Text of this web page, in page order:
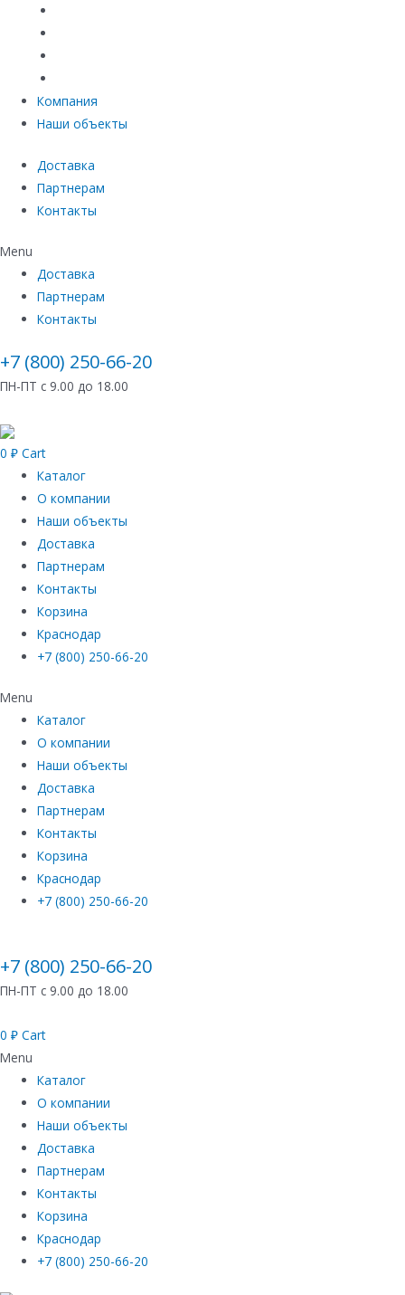
Компания
Наши объекты
Доставка
Партнерам
Контакты
Menu
Доставка
Партнерам
Контакты
+7 (800) 250-66-20
ПН-ПТ с 9.00 до 18.00
0 ₽ Cart
Каталог
О компании
Наши объекты
Доставка
Партнерам
Контакты
Корзина
Краснодар
+7 (800) 250-66-20
Menu
Каталог
О компании
Наши объекты
Доставка
Партнерам
Контакты
Корзина
Краснодар
+7 (800) 250-66-20
+7 (800) 250-66-20
ПН-ПТ с 9.00 до 18.00
0 ₽ Cart
Menu
Каталог
О компании
Наши объекты
Доставка
Партнерам
Контакты
Корзина
Краснодар
+7 (800) 250-66-20